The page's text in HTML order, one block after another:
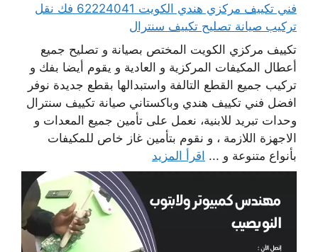
فني تكييف مركزي هندي الكويت 62224041 فك نقل
تركيب صيانة تصليح تكييف سنترال
تكييف مركزي الكويت المختص بصيانة و تصليح جميع
أعطال المكيفات المركزية و العادية و يقوم أيضا بفك و
تركيب جميع القطع التالفة واستبدالها بقطع جديدة نوفر
افضل فني تكييف هندي وباكستاني صيانة تكييف سنترال
وحدات تبريد للابنية، نعمل على تأمين جميع المعدات و
الاجهزة اللازمة ، و نقوم بتأمين غاز خاص للمكيفات
بأنواع متنوعة و ... اقرأ المزيد